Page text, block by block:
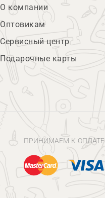
О компании
Оптовикам
Сервисный центр
Подарочные карты
ПРИНИМАЕМ К ОПЛАТЕ